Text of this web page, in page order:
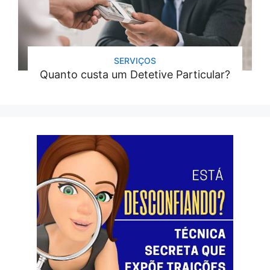
SERVIÇOS
Quanto custa um Detetive Particular?